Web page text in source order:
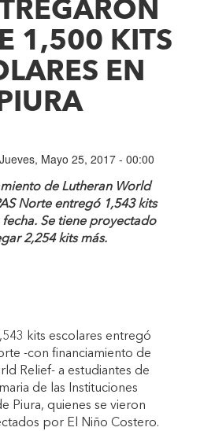
1,500 KITS
EN
Jueves, Mayo 25, 2017 - 00:00
de Lutheran World
Norte entregó 1,543 kits
fecha. Se tiene proyectado
2,254 kits más.
kits escolares entregó
-con financiamiento de
Relief- a estudiantes de
de las Instituciones
Piura, quienes se vieron
por El Niño Costero.